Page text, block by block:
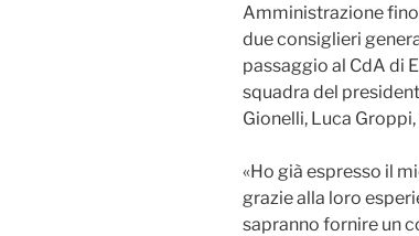
Amministrazione fino
due consiglieri
passaggio al CdA di
squadra del
Gionelli, Luca
«Ho già espresso il
grazie alla loro
sapranno fornire un